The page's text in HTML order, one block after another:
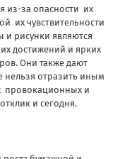
из-за опасности их
их чувствительности
и рисунки являются
достижений и ярких
Они также дают
нельзя отразить иным
провокационных и
и сегодня.